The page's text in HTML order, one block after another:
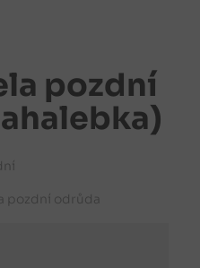
pozdní
pozdní odrůda